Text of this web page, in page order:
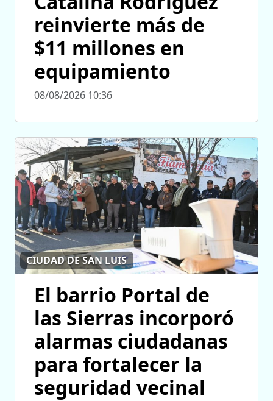
reinvierte más de
$11 millones en
equipamiento
08/08/2026 10:36
CIUDAD DE SAN LUIS
El barrio Portal de
las Sierras incorporó
alarmas ciudadanas
para fortalecer la
seguridad vecinal